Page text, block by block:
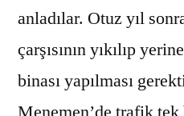
anladılar. Otuz yıl
çarşısının yıkılıp
binası yapılması